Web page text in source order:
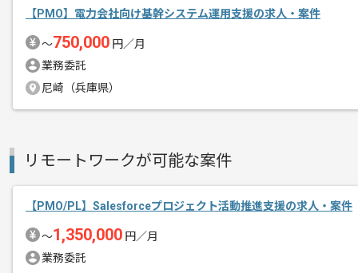
エージェントからのコ
メント
リモートワーク：週2日～3日ほどリモ
【PMO】電力会社向け基幹システム運用支援の求人・案件
〜750,000 円／月
業務委託
尼崎（兵庫県）
リモートワークが可能な案件
【PMO/PL】Salesforceプロジェクト活動推進支援の求人・案件
〜1,350,000 円／月
業務委託